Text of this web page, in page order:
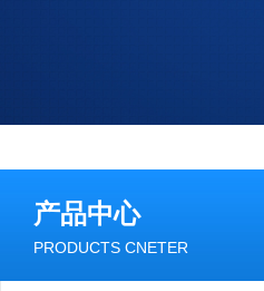
产品中心
PRODUCTS CNETER